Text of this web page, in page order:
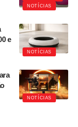
NOTÍCIAS
NOTÍCIAS
e
NOTÍCIAS